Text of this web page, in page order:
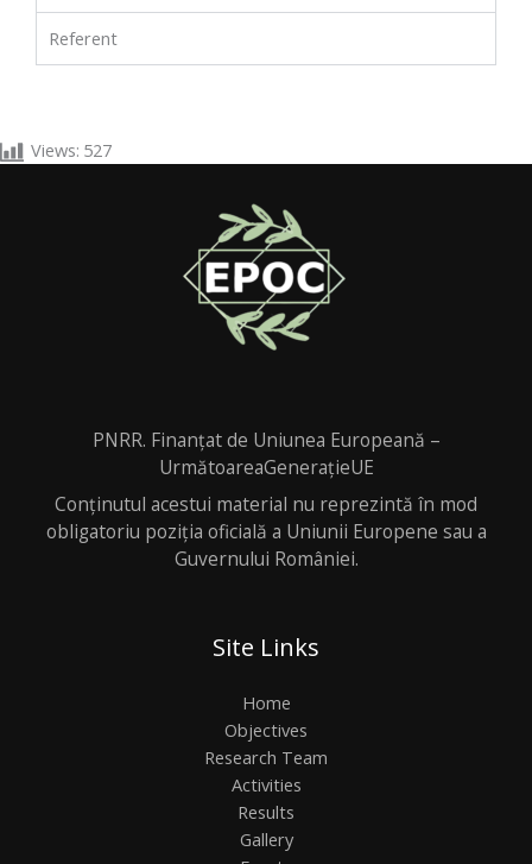
Referent
Views: 527
PNRR. Finanțat de Uniunea Europeană –
UrmătoareaGenerațieUE
Conținutul acestui material nu reprezintă în mod
obligatoriu poziția oficială a Uniunii Europene sau a
Guvernului României.
Site Links
Home
Objectives
Research Team
Activities
Results
Gallery